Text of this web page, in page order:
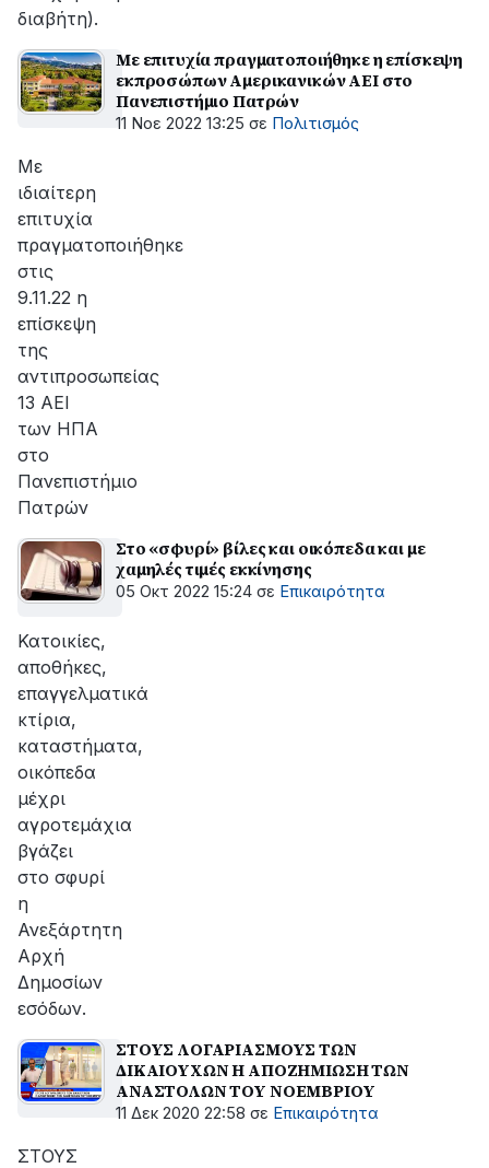
διαβήτη).
Με επιτυχία πραγματοποιήθηκε η επίσκεψη
εκπροσώπων Αμερικανικών ΑΕΙ στο
Πανεπιστήμιο Πατρών
11 Νοε 2022 13:25 σε Πολιτισμός
Με
ιδιαίτερη
επιτυχία
πραγματοποιήθηκε
στις
9.11.22 η
επίσκεψη
της
αντιπροσωπείας
13 ΑΕΙ
των ΗΠΑ
στο
Πανεπιστήμιο
Πατρών
Στο «σφυρί» βίλες και οικόπεδα και με
χαμηλές τιμές εκκίνησης
05 Οκτ 2022 15:24 σε Επικαιρότητα
Κατοικίες,
αποθήκες,
επαγγελματικά
κτίρια,
καταστήματα,
οικόπεδα
μέχρι
αγροτεμάχια
βγάζει
στο σφυρί
η
Ανεξάρτητη
Αρχή
Δημοσίων
εσόδων.
ΣΤΟΥΣ ΛΟΓΑΡΙΑΣΜΟΥΣ ΤΩΝ
ΔΙΚΑΙΟΥΧΩΝ Η ΑΠΟΖΗΜΙΩΣΗ ΤΩΝ
ΑΝΑΣΤΟΛΩΝ ΤΟΥ ΝΟΕΜΒΡΙΟΥ
11 Δεκ 2020 22:58 σε Επικαιρότητα
ΣΤΟΥΣ